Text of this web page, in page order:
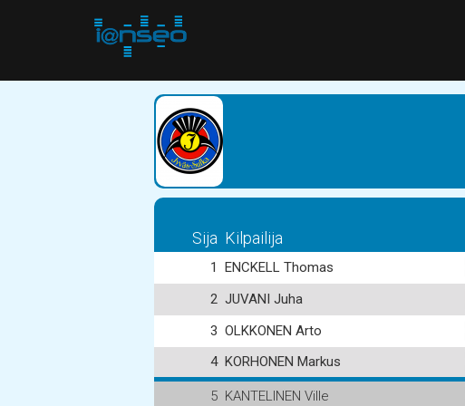
Sija Kilpailija
1 ENCKELL Thomas
2 JUVANI Juha
3 OLKKONEN Arto
4 KORHONEN Markus
5 KANTELINEN Ville